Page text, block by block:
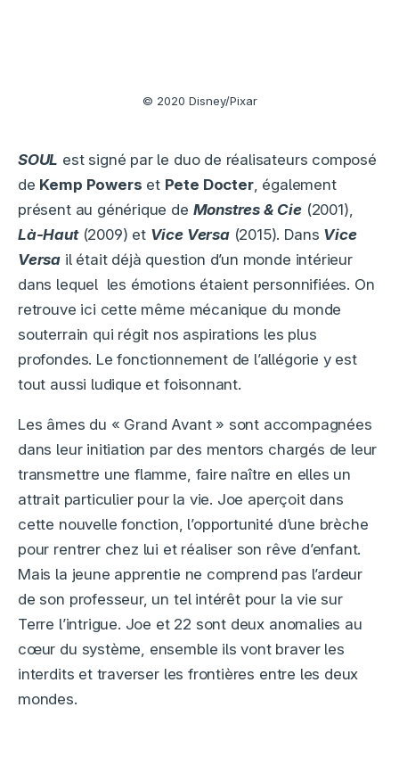
© 2020 Disney/Pixar
SOUL est signé par le duo de réalisateurs composé
de Kemp Powers et Pete Docter, également
présent au générique de Monstres & Cie(2001),
Là-Haut(2009) et Vice Versa(2015). Dans Vice
Versa il était déjà question d’un monde intérieur
dans lequel les émotions étaient personnifiées. On
retrouve ici cette même mécanique du monde
souterrain qui régit nos aspirations les plus
profondes. Le fonctionnement de l’allégorie y est
tout aussi ludique et foisonnant.
Les âmes du « Grand Avant » sont accompagnées
dans leur initiation par des mentors chargés de leur
transmettre une flamme, faire naître en elles un
attrait particulier pour la vie. Joe aperçoit dans
cette nouvelle fonction, l’opportunité d’une brèche
pour rentrer chez lui et réaliser son rêve d’enfant.
Mais la jeune apprentie ne comprend pas l’ardeur
de son professeur, un tel intérêt pour la vie sur
Terre l’intrigue. Joe et 22 sont deux anomalies au
cœur du système, ensemble ils vont braver les
interdits et traverser les frontières entre les deux
mondes.